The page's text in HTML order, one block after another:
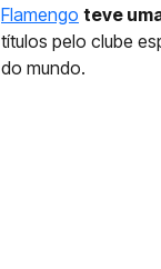
Flamengo teve
títulos pelo clube
do mundo.